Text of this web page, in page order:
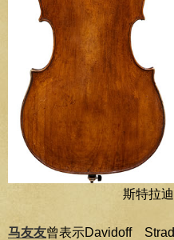
斯特拉
马友友曾表示Davidoff